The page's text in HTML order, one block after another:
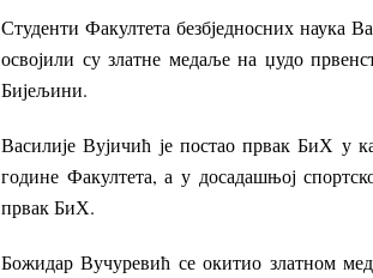
Студенти Факултета безбједносних наука
освојили су златне медаље на џудо
Бијељини.
Василије Вујичић је постао првак БиХ у
године Факултета, а у досадашњој
првак БиХ.
Божидар Вучуревић се окитио златном